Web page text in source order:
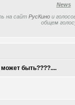
News
на сайт РусКино и
общем
может быть????....